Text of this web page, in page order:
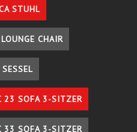
STUHL
CHAIR
23 SOFA 3-SITZER
33 SOFA 3-SITZER